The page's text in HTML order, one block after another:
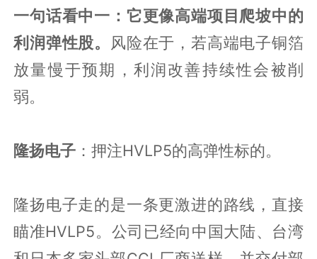
一句话看中一：它更像高端项目爬坡中的
利润弹性股。
风险在于，若高端电子铜箔
放量慢于预期，利润改善持续性会被削
弱。
隆扬电子 ：押注HVLP5的高弹性标的。
隆扬电子走的是一条更激进的路线，直接
瞄准HVLP5。公司已经向中国大陆、台湾